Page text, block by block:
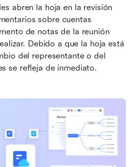
abren la hoja en la revisión
sobre cuentas
de notas de la reunión
Debido a que la hoja está
del representante o del
se refleja de inmediato.